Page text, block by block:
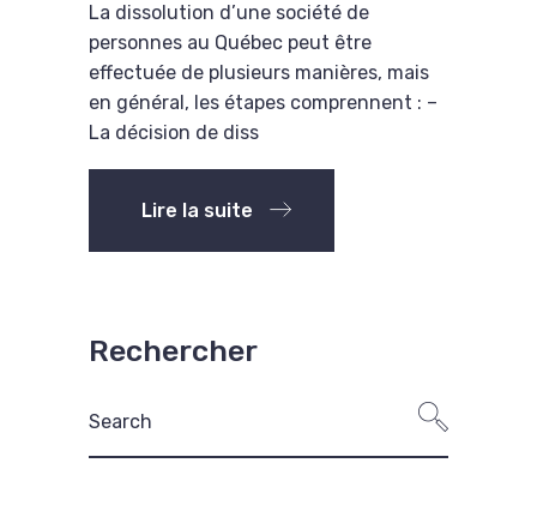
La dissolution d’une société de
personnes au Québec peut être
effectuée de plusieurs manières, mais
en général, les étapes comprennent : –
La décision de diss
Lire la suite
Rechercher
Search
for: